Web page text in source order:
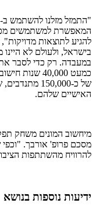
"התמזל מזלנו להשתמש ב-
המאפשרת למשתמשים
להגיע לתוצאות
בישראל, ולעולם לא
במעבדה. רק כדי לסבר
כמעט 40,000
של כ-
האישיים שלהם.
מיחשוב המונים משחק
מסכם פרופ' אורבך.
להרוויח מהשתתפות
ידיעות נוספות בנושא